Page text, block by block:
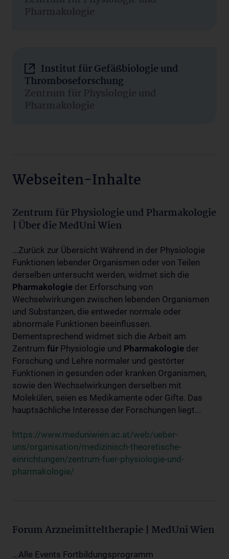
Pharmakologie
Institut für Gefäßbiologie und
Thromboseforschung
Zentrum für Physiologie und
Pharmakologie
Webseiten-Inhalte
Zentrum für Physiologie und Pharmakologie
| Über die MedUni Wien
...Zurück zur Übersicht Während in der Physiologie
Funktionen lebender Organismen oder von Teilen
derselben untersucht werden, widmet sich die
Pharmakologie der Erforschung von
Wechselwirkungen zwischen lebenden Organismen
und Substanzen, die entweder normale oder
abnormale Funktionen beeinflussen.
Dementsprechend widmet sich die Arbeit am
Zentrum für Physiologie und Pharmakologie der
Forschung und Lehre normaler und gestörter
Funktionen in gesunden oder kranken Organismen,
sowie den Wechselwirkungen derselben mit
Molekülen, seien es Medikamente oder Gifte. Das
hauptsächliche Interesse der Forschungen liegt...
https://www.meduniwien.ac.at/web/ueber-
uns/organisation/medizinisch-theoretische-
einrichtungen/zentrum-fuer-physiologie-und-
pharmakologie/
Forum Arzneimitteltherapie | MedUni Wien
...Alle Events Fortbildungsprogramm